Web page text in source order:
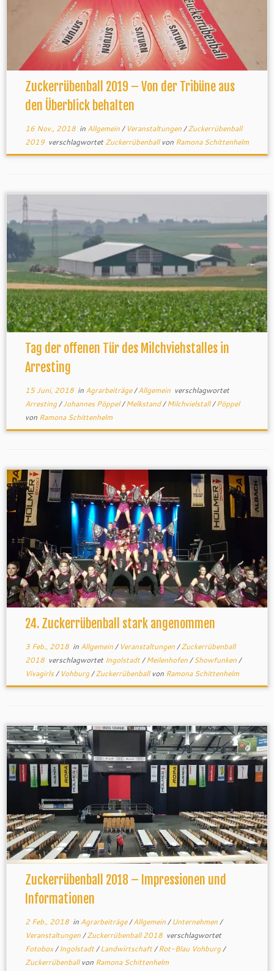
Zuckerrübenball 2019 – Von der Tribüne aus
den Überblick behalten
16 Nov., 2018in Allgemein/ Veranstaltungen/Zuckerrübenball
2019 verschlagwortetZuckerrübenballvon Ramona Schittenhelm
Tag der offenen Tür des Milchviehstalles in
Arresting
15 Juni, 2018in Agrarbeiträge/Allgemein verschlagwortet
Arresting/Johannes Pöppel/Melkstand/Milchvielstall/Pöppel
von Ramona Schittenhelm
24. Zuckerrübenball stark angenommen
3 Feb., 2018in Allgemein/ Veranstaltungen/Zuckerrübenball
2018 verschlagwortet Ingolstadt/Meilenhofen/Showfunken/
Vivagirls/ Vohburg/Zuckerrübenballvon Ramona Schittenhelm
Zuckerrübenball 2018 – Impressionen und
Informationen
2 Feb., 2018in Agrarbeiträge/Allgemein/Unternehmen/
Veranstaltungen/Zuckerrübenball 2018 verschlagwortet
Fotobox/Ingolstadt/Landwirtschaft/Rot-Blau Vohburg/
Zuckerrübenballvon Ramona Schittenhelm